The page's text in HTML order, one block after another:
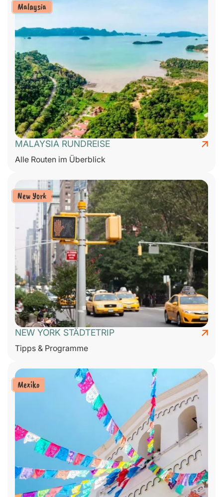
Malaysia
MALAYSIA RUNDREISE
Alle Routen im Überblick
New York
NEW YORK STÄDTETRIP
Tipps & Programme
Mexiko